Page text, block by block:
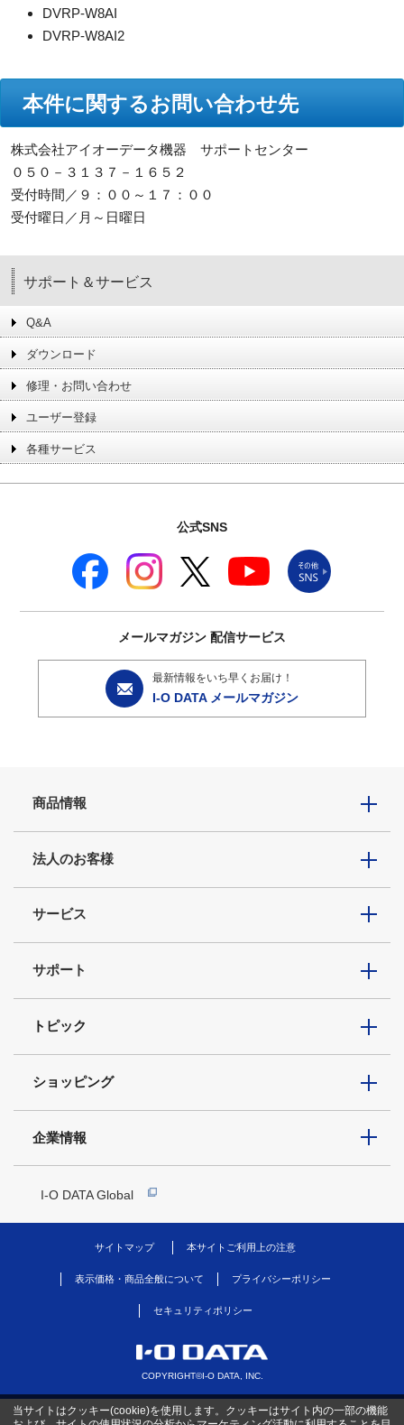
DVRP-W8AI
DVRP-W8AI2
本件に関するお問い合わせ先
株式会社アイオーデータ機器 サポートセンター
０５０－３１３７－１６５２
受付時間／９：００～１７：００
受付曜日／月～日曜日
サポート＆サービス
Q&A
ダウンロード
修理・お問い合わせ
ユーザー登録
各種サービス
公式SNS
メールマガジン 配信サービス
最新情報をいち早くお届け！
I-O DATA メールマガジン
商品情報
法人のお客様
サービス
サポート
トピック
ショッピング
企業情報
I-O DATA Global
サイトマップ 本サイトご利用上の注意
表示価格・商品全般について プライバシーポリシー
セキュリティポリシー
COPYRIGHT©I-O DATA, INC.
当サイトはクッキー(cookie)を使用します。クッキーはサイト内の一部の機能